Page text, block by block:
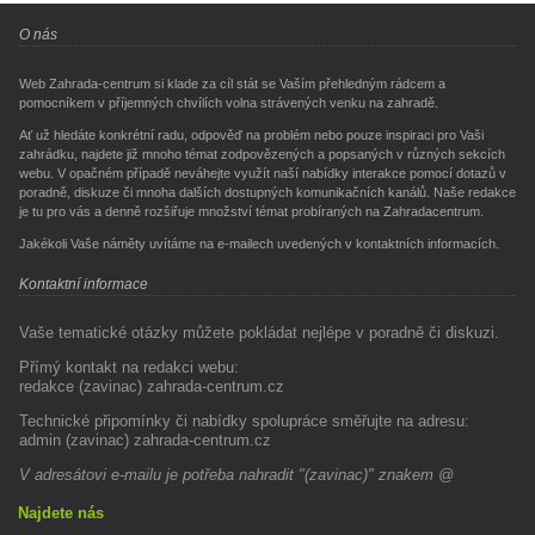
O nás
Web Zahrada-centrum si klade za cíl stát se Vaším přehledným rádcem a
pomocníkem v příjemných chvílích volna strávených venku na zahradě.
Ať už hledáte konkrétní radu, odpověď na problém nebo pouze inspiraci pro Vaši
zahrádku, najdete již mnoho témat zodpovězených a popsaných v různých sekcích
webu. V opačném případě neváhejte využít naší nabídky interakce pomocí dotazů v
poradně, diskuze či mnoha dalších dostupných komunikačních kanálů. Naše redakce
je tu pro vás a denně rozšiřuje množství témat probíraných na Zahradacentrum.
Jakékoli Vaše náměty uvítáme na e-mailech uvedených v kontaktních informacích.
Kontaktní informace
Vaše tematické otázky můžete pokládat nejlépe v poradně či diskuzi.
Přímý kontakt na redakci webu:
redakce (zavinac) zahrada-centrum.cz
Technické připomínky či nabídky spolupráce směřujte na adresu:
admin (zavinac) zahrada-centrum.cz
V adresátovi e-mailu je potřeba nahradit "(zavinac)" znakem @
Najdete nás